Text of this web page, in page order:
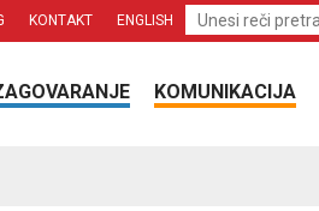
KONTAKT ENGLISH
KOMUNIKACIJA